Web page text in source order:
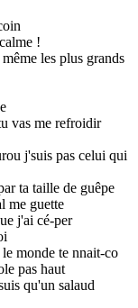
!
les plus grands
vas me refroidir
j'suis pas celui qui
ta taille de guêpe
me guette
j'ai cé-per
monde te nnait-co
pas haut
qu'un salaud